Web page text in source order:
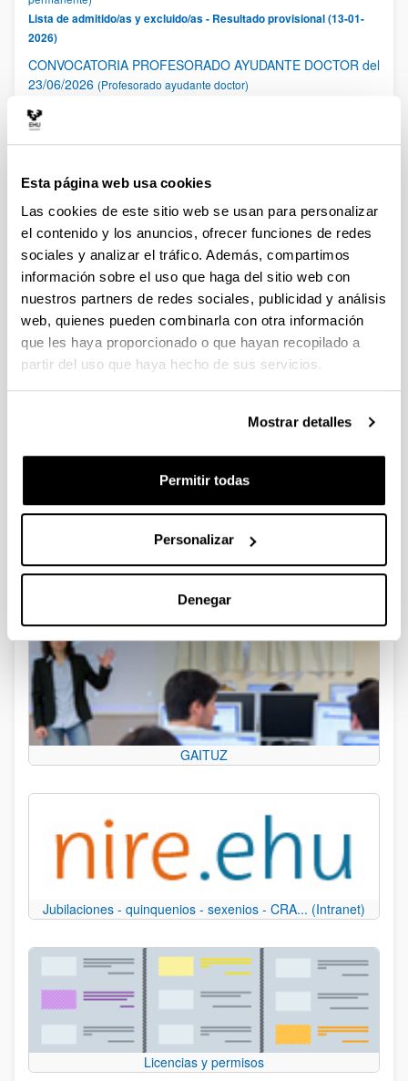
Esta página web usa cookies
Las cookies de este sitio web se usan para personalizar
el contenido y los anuncios, ofrecer funciones de redes
sociales y analizar el tráfico. Además, compartimos
información sobre el uso que haga del sitio web con
nuestros partners de redes sociales, publicidad y análisis
web, quienes pueden combinarla con otra información
que les haya proporcionado o que hayan recopilado a
partir del uso que haya hecho de sus servicios.
Mostrar detalles
Permitir todas
Personalizar
Denegar
Lista de admitido/as y excluido/as - Resultado provisional (13-01-
2026)
CONVOCATORIA PROFESORADO AYUDANTE DOCTOR del
23/06/2026 (Profesorado ayudante doctor)
2026)
CONVOCATORIA DE PROFESORADO AGREGADO
Lista de admitido/as y excluido/as - Anuncio (29-07-2026)
PáginaPáginaPáginaPáginas intermedias Use TAB
Página
13
Portal de Empleo
Portafirmas
GAITUZ
Jubilaciones - quinquenios - sexenios - CRA... (Intranet)
Licencias y permisos